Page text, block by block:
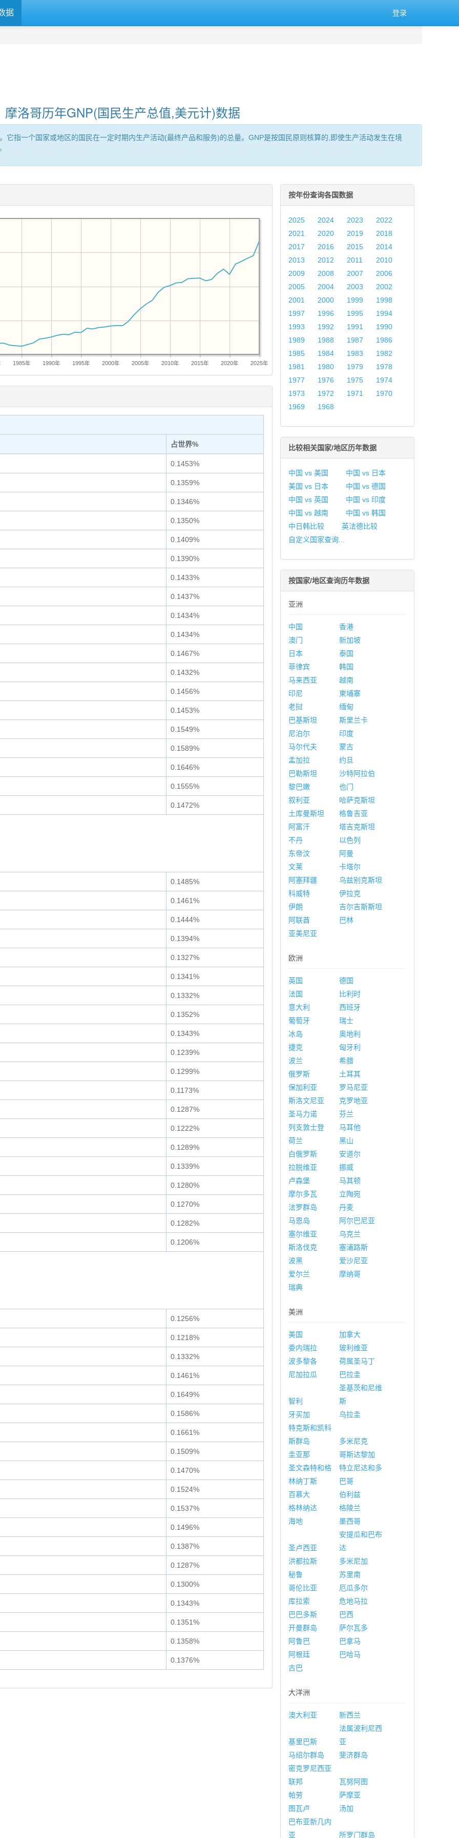
据 登录
摩洛哥历年GNP(国民生产总值,美元计)数据
它指一个国家或地区的国民在一定时期内生产活动(最终产品和服务)的总量。GNP是按国民原则核算的,即使生产活动发生在境
1985年 1990年 1995年 2000年 2005年 2010年 2015年 2020年 2025年
占世界%
0.1453%
0.1359%
0.1346%
0.1350%
0.1409%
0.1390%
0.1433%
0.1437%
0.1434%
0.1434%
0.1467%
0.1432%
0.1456%
0.1453%
0.1549%
0.1589%
0.1646%
0.1555%
0.1472%
0.1485%
0.1461%
0.1444%
0.1394%
0.1327%
0.1341%
0.1332%
0.1352%
0.1343%
0.1239%
0.1299%
0.1173%
0.1287%
0.1222%
0.1289%
0.1339%
0.1280%
0.1270%
0.1282%
0.1206%
0.1256%
0.1218%
0.1332%
0.1461%
0.1649%
0.1586%
0.1661%
0.1509%
0.1470%
0.1524%
0.1537%
0.1496%
0.1387%
0.1287%
0.1300%
0.1343%
0.1351%
0.1358%
0.1376%
按年份查询各国数据
2025 2024 2023
2022
2021
2020 2019
2018
2017
2016 2015
2014
2013
2012 2011
2010
2009
2008 2007
2006
2005
2004 2003
2002
2001
2000 1999
1998
1997
1996 1995
1994
1993
1992 1991
1990
1989
1988 1987
1986
1985
1984 1983
1982
1981
1980 1979
1978
1977
1976 1975
1974
1973
1972 1971
1970
1969
1968
比较相关国家/地区历年数据
中国 vs 美国
中国 vs 日本
美国 vs 日本
中国 vs 德国
中国 vs 英国
中国 vs 印度
中国 vs 越南
中国 vs 韩国
中日韩比较
英法德比较
自定义国家查询...
按国家/地区查询历年数据
亚洲
中国
香港
澳门
新加坡
日本
泰国
菲律宾
韩国
马来西亚
越南
印尼
柬埔寨
老挝
缅甸
巴基斯坦
斯里兰卡
尼泊尔
印度
马尔代夫
蒙古
孟加拉
约旦
巴勒斯坦
沙特阿拉伯
黎巴嫩
也门
叙利亚
哈萨克斯坦
土库曼斯坦
格鲁吉亚
阿富汗
塔吉克斯坦
不丹
以色列
东帝汶
阿曼
文莱
卡塔尔
阿塞拜疆
乌兹别克斯坦
科威特
伊拉克
伊朗
吉尔吉斯斯坦
阿联酋
巴林
亚美尼亚
欧洲
英国
德国
法国
比利时
意大利
西班牙
葡萄牙
瑞士
冰岛
奥地利
捷克
匈牙利
波兰
希腊
俄罗斯
土耳其
保加利亚
罗马尼亚
斯洛文尼亚
克罗地亚
圣马力诺
芬兰
列支敦士登
马耳他
荷兰
黑山
白俄罗斯
安道尔
拉脱维亚
挪威
卢森堡
马其顿
摩尔多瓦
立陶宛
法罗群岛
丹麦
马恩岛
阿尔巴尼亚
塞尔维亚
乌克兰
斯洛伐克
塞浦路斯
波黑
爱沙尼亚
爱尔兰
摩纳哥
瑞典
美洲
美国
加拿大
委内瑞拉
玻利维亚
波多黎各
荷属圣马丁
尼加拉瓜
巴拉圭
智利
圣基茨和尼维
斯
牙买加
乌拉圭
特克斯和凯科
斯群岛
多米尼克
圭亚那
哥斯达黎加
圣文森特和格
林纳丁斯
特立尼达和多
巴哥
百慕大
伯利兹
格林纳达
格陵兰
海地
墨西哥
圣卢西亚
安提瓜和巴布
达
洪都拉斯
多米尼加
秘鲁
苏里南
哥伦比亚
厄瓜多尔
库拉索
危地马拉
巴巴多斯
巴西
开曼群岛
萨尔瓦多
阿鲁巴
巴拿马
阿根廷
巴哈马
古巴
大洋洲
澳大利亚 新西兰
基里巴斯
法属波利尼西
亚
马绍尔群岛
斐济群岛
密克罗尼西亚
联邦
瓦努阿图
帕劳
萨摩亚
图瓦卢
汤加
巴布亚新几内
亚
所罗门群岛